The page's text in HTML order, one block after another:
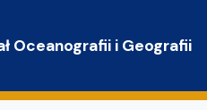
Oceanografii i Geografii